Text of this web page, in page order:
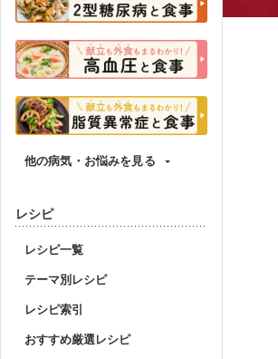
他の病気・お悩みを見る
レシピ
レシピ一覧
テーマ別レシピ
レシピ索引
おすすめ厳選レシピ